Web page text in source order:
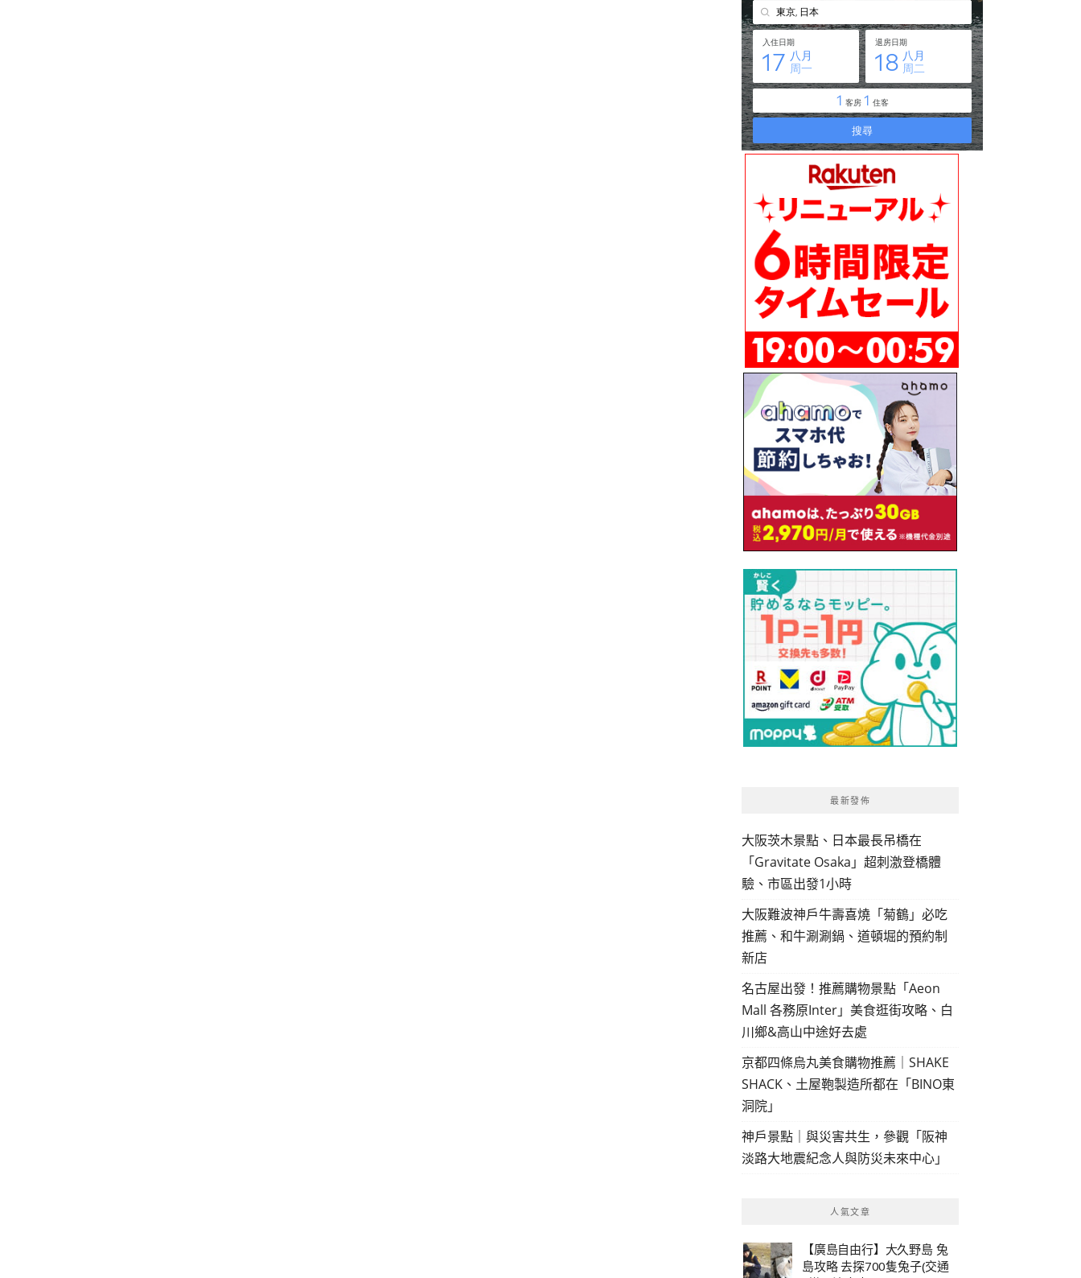
最新發佈
大阪茨木景點、日本最長吊橋在
「Gravitate Osaka」超刺激登橋體
驗、市區出發1小時
大阪難波神戶牛壽喜燒「菊鶴」必吃
推薦、和牛涮涮鍋、道頓堀的預約制
新店
名古屋出發！推薦購物景點「Aeon
Mall 各務原Inter」美食逛街攻略、白
川鄉&高山中途好去處
京都四條烏丸美食購物推薦｜SHAKE
SHACK、土屋鞄製造所都在「BINO東
洞院」
神戶景點｜與災害共生，參觀「阪神
淡路大地震紀念人與防災未來中心」
人氣文章
【廣島自由行】大久野島 兔
島攻略 去探700隻兔子(交通